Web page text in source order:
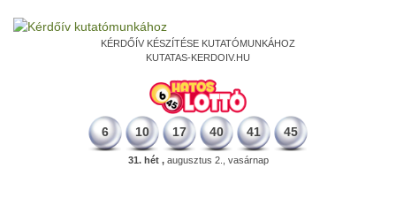
KÉRDŐÍV KÉSZÍTÉSE KUTATÓMUNKÁHOZ
KUTATAS-KERDOIV.HU
6 10 17 40 41 45
31. hét ,augusztus 2., vasárnap